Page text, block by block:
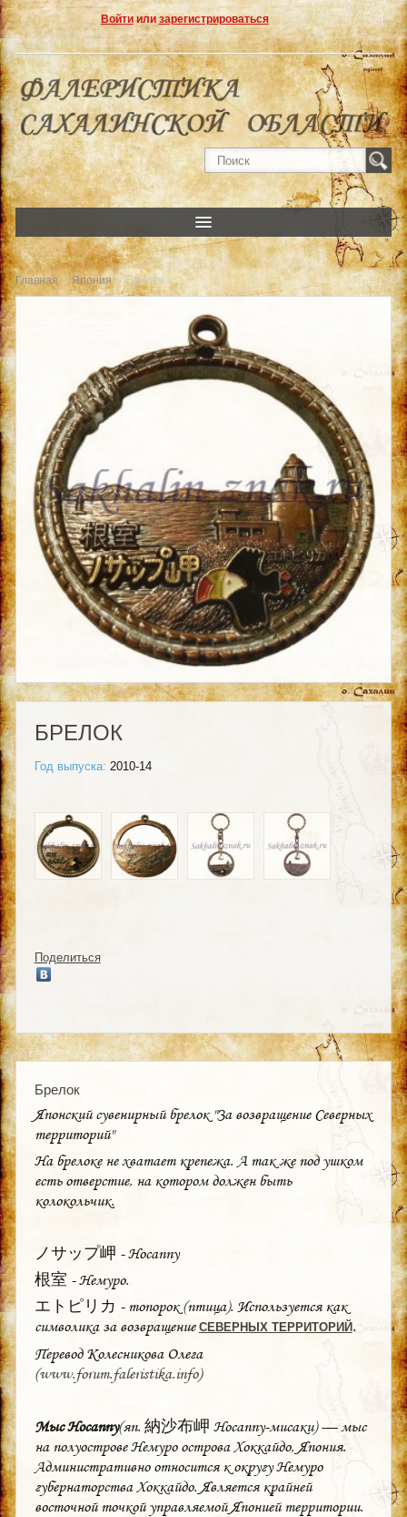
Войтиили зарегистрироваться
Главная » Япония» Брелок
БРЕЛОК
Год выпуска: 2010-14
Поделиться
Брелок
Японский сувенирный брелок "За возвращение Северных
территорий"
На брелоке не хватает крепежа. А так же под ушком
есть отверстие, на котором должен быть
колокольчик.
ノサップ岬 - Носаппу
根室 - Немуро.
エトピリカ - топорок (птица). Используется как
символика за возвращение СЕВЕРНЫХ ТЕРРИТОРИЙ.
Перевод Колесникова Олега
(www.forum.faleristika.info)
Мыс Носаппу(яп. 納沙布岬 Носаппу-мисаки) — мыс
на полуострове Немуро острова Хоккайдо, Япония.
Административно относится к округу Немуро
губернаторства Хоккайдо. Является крайней
восточной точкой управляемой Японией территории.